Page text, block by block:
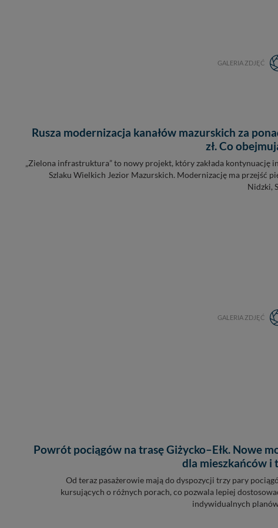
GALERIA ZDJĘĆ
Rusza modernizacja kanałów mazurskich za
zł. Co
„Zielona infrastruktura” to nowy projekt, który zakłada kontynuację
Szlaku Wielkich Jezior Mazurskich. Modernizację ma przejść
Nidzki,
GALERIA ZDJĘĆ
Powrót pociągów na trasę Giżycko–Ełk. Nowe
dla mieszkańców i
Od teraz pasażerowie mają do dyspozycji trzy pary
kursujących o różnych porach, co pozwala lepiej
indywidualnych